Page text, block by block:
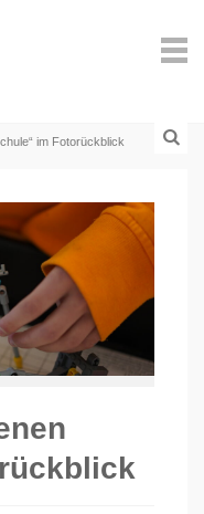
im Fotorückblick